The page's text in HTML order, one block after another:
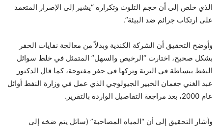
الذي خلص إلى أن حجم التلوث وتكراره “يشير إلى الإصرار المتعمد
على ارتكاب جرائم ضد البيئة”.
وأوضح التحقيق أن الشركة الكندية وبدلاً من معالجة نفايات الحفر
بشكل صحيح، اختارت “الرخيص والسهل” المتمثل في خلط سوائل
النفط ببساطة في التربة وتركها في حفر مفتوحة، كما قال الدكتور
عبد الغني جغمان الخبير الجيولوجي الذي عمل في وزارة النفط أوائل
عام 2000، بعد مراجعة التفاصيل الواردة بالتقرير.
وأشار التحقيق إلى أن “المياه المصاحبة” (سائل يتم ضخه إلى